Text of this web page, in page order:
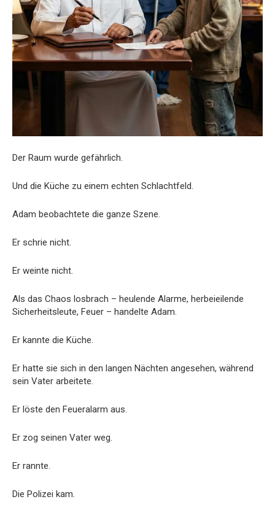
Der Raum wurde gefährlich.
Und die Küche zu einem echten Schlachtfeld.
Adam beobachtete die ganze Szene.
Er schrie nicht.
Er weinte nicht.
Als das Chaos losbrach – heulende Alarme, herbeieilende
Sicherheitsleute, Feuer – handelte Adam.
Er kannte die Küche.
Er hatte sie sich in den langen Nächten angesehen, während
sein Vater arbeitete.
Er löste den Feueralarm aus.
Er zog seinen Vater weg.
Er rannte.
Die Polizei kam.